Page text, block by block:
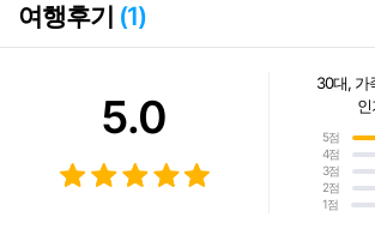
석식 매일 17:00 ~ 21:00
- 목요일 Pacific Rim Dinner Buffet
- 금요일~일요일 Steak & Seafood
• 트리바
여행후기 (1)
5.0
30대, 가
5점
4점
3점
2점
1점